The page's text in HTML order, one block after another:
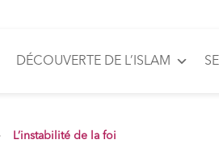
DÉCOUVERTE DE L’ISLAM
L’instabilité de la foi